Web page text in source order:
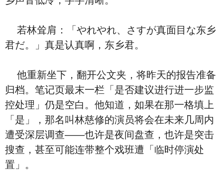
若林耸肩：「やれやれ、さすが真面目な东乡
君だ。」真是认真啊，东乡君。
他重新坐下，翻开公文夹，将昨天的报告准备
归档。笔记页最末一栏「是否建议进行进一步监
控处理」仍是空白。他知道，如果在那一格填上
「是」，那名叫林慈修的演员将会在未来几周内
遭受深层调查——也许是夜间盘查，也许是突击
搜查，甚至可能连带整个戏班遭「临时停演处
置」。